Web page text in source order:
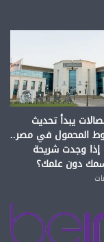
يبدأ تحديث
المحمول في مصر..
إذا وجدت شريحة
دون علمك؟